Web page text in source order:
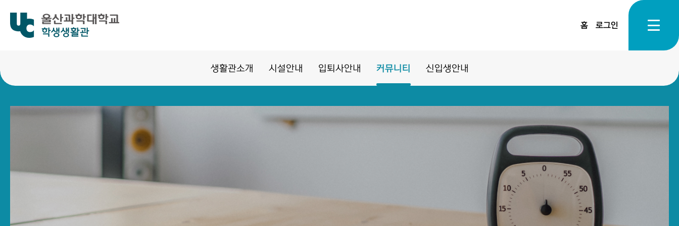
홈 로그인
학생생활관
생활관소개 시설안내 입퇴사안내 커뮤니티 신입생안내